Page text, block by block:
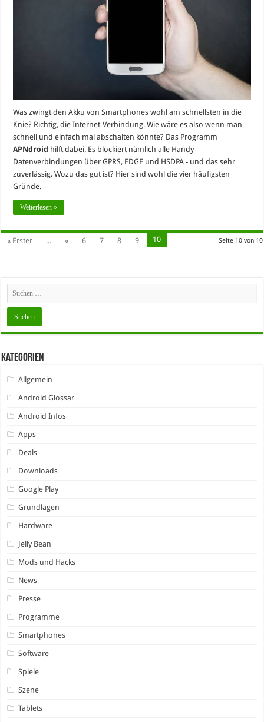
Was zwingt den Akku von Smartphones wohl am schnellsten in die
Knie? Richtig, die Internet-Verbindung. Wie wäre es also wenn man
schnell und einfach mal abschalten könnte? Das Programm
APNdroid hilft dabei. Es blockiert nämlich alle Handy-
Datenverbindungen über GPRS, EDGE und HSDPA - und das sehr
zuverlässig. Wozu das gut ist? Hier sind wohl die vier häufigsten
Gründe.
Weiterlesen »
Seite 10 von 10
« Erster ... « 6 7 8 9 10
Kategorien
Allgemein
Android Glossar
Android Infos
Apps
Deals
Downloads
Google Play
Grundlagen
Hardware
Jelly Bean
Mods und Hacks
News
Presse
Programme
Smartphones
Software
Spiele
Szene
Tablets